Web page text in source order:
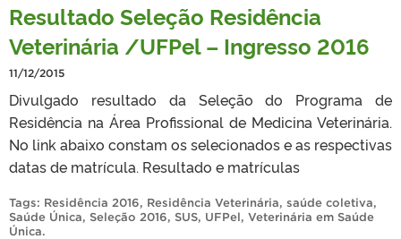
Resultado Seleção Residência
Veterinária /UFPel – Ingresso 2016
11/12/2015
Divulgado resultado da Seleção do Programa de
Residência na Área Profissional de Medicina Veterinária.
No link abaixo constam os selecionados e as respectivas
datas de matrícula. Resultado e matrículas
Tags: Residência 2016, Residência Veterinária, saúde coletiva,
Saúde Única, Seleção 2016, SUS, UFPel, Veterinária em Saúde
Única.